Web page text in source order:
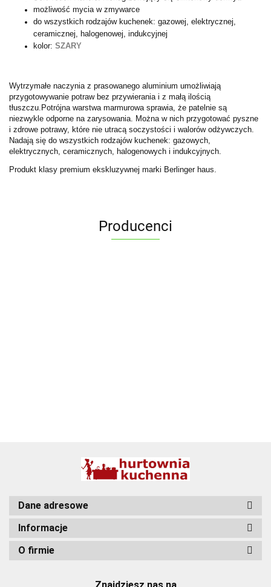
możliwość mycia w zmywarce
do wszystkich rodzajów kuchenek: gazowej, elektrycznej,
ceramicznej, halogenowej, indukcyjnej
kolor: SZARY
Wytrzymałe naczynia z prasowanego aluminium umożliwiają
przygotowywanie potraw bez przywierania i z małą ilością
tłuszczu.Potrójna warstwa marmurowa sprawia, że patelnie są
niezwykle odporne na zarysowania. Można w nich przygotować pyszne
i zdrowe potrawy, które nie utracą soczystości i walorów odżywczych.
Nadają się do wszystkich rodzajów kuchenek: gazowych,
elektrycznych, ceramicznych, halogenowych i indukcyjnych.
Produkt klasy premium ekskluzywnej marki Berlinger haus.
Producenci
Dane adresowe
Informacje
O firmie